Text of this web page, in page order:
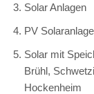
Solar Anlagen
PV
Solar mit
Brühl,
Hockenheim